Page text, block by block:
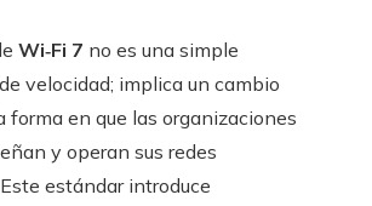
Wi‑Fi 7 no es una simple
velocidad; implica un cambio
forma en que las organizaciones
y operan sus redes
estándar introduce